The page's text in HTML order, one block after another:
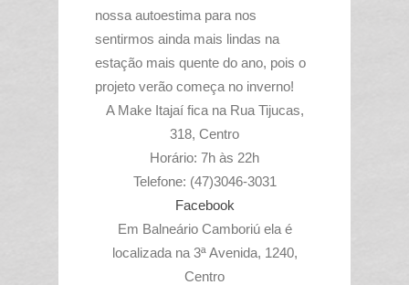
nossa autoestima para nos
sentirmos ainda mais lindas na
estação mais quente do ano, pois o
projeto verão começa no inverno!
A Make Itajaí fica na Rua Tijucas,
318, Centro
Horário: 7h às 22h
Telefone: (47)3046-3031
Facebook
Em Balneário Camboriú ela é
localizada na 3ª Avenida, 1240,
Centro